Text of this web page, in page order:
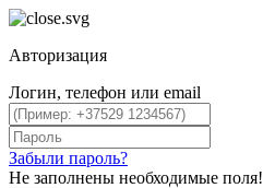
Авторизация
Логин, телефон или email
Забыли пароль?
Не заполнены необходимые поля!